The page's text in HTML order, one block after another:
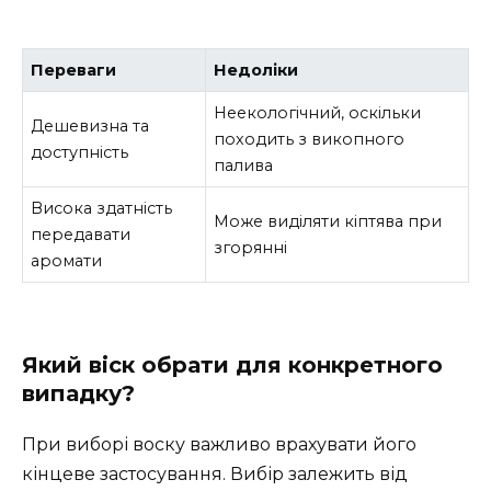
Переваги Недоліки
Дешевизна та
доступність
Неекологічний, оскільки
походить з викопного
палива
Висока здатність
передавати
аромати
Може виділяти кіптява при
згорянні
Який віск обрати для конкретного
випадку?
При виборі воску важливо врахувати його
кінцеве застосування. Вибір залежить від